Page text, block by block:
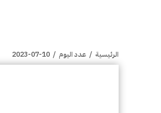
الرئيسية / عدد اليوم /
2023-07-10